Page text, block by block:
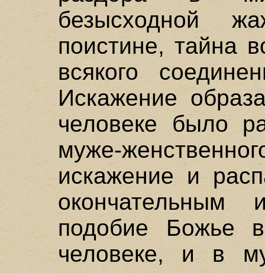
безысходной
поистине, тайна
всякого
Искажение
человеке было
муже-
искажение и
подобие Божье
человеке, и в